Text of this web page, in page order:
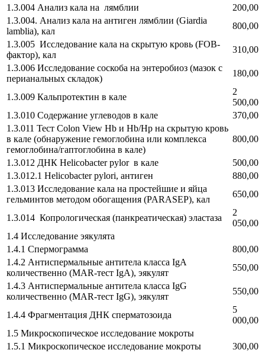
1.3.004 Анализ кала на лямблии
200,00
1.3.004. Анализ кала на антиген лямблии (Giardia
lamblia), кал
800,00
1.3.005 Исследование кала на скрытую кровь (FOB-
фактор), кал
310,00
1.3.006 Исследование соскоба на энтеробиоз (мазок с
перианальных складок)
180,00
1.3.009 Кальпротектин в кале
2
500,00
1.3.010 Содержание углеводов в кале
370,00
1.3.011 Тест Colon View Hb и Hb/Hp на скрытую кровь
в кале (обнаружение гемоглобина или комплекса
гемоглобина/гаптоглобина в кале)
800,00
1.3.012 ДНК Helicobacter pylor в кале
500,00
1.3.012.1 Helicobacter pylori, антиген
880,00
1.3.013 Исследование кала на простейшие и яйца
гельминтов методом обогащения (PARASEP), кал
650,00
1.3.014 Копрологическая (панкреатическая) эластаза
2
050,00
1.4 Исследование эякулята
1.4.1 Спермограмма
800,00
1.4.2 Антиспермальные антитела класса IgA
количественно (MAR-тест IgA), эякулят
550,00
1.4.3 Антиспермальные антитела класса IgG
количественно (MAR-тест IgG), эякулят
550,00
1.4.4 Фрагментация ДНК сперматозоида
5
000,00
1.5 Микроскопическое исследование мокроты
1.5.1 Микроскопическое исследование мокроты
300,00